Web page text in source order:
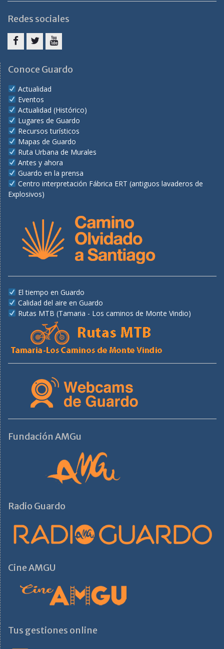
Redes sociales
Conoce Guardo
Actualidad
Eventos
Actualidad (Histórico)
Lugares de Guardo
Recursos turísticos
Mapas de Guardo
Ruta Urbana de Murales
Antes y ahora
Guardo en la prensa
Centro interpretación Fábrica ERT (antiguos lavaderos de
Explosivos)
El tiempo en Guardo
Calidad del aire en Guardo
Rutas MTB (Tamaria - Los caminos de Monte Vindio)
Fundación AMGu
Radio Guardo
Cine AMGU
Tus gestiones online